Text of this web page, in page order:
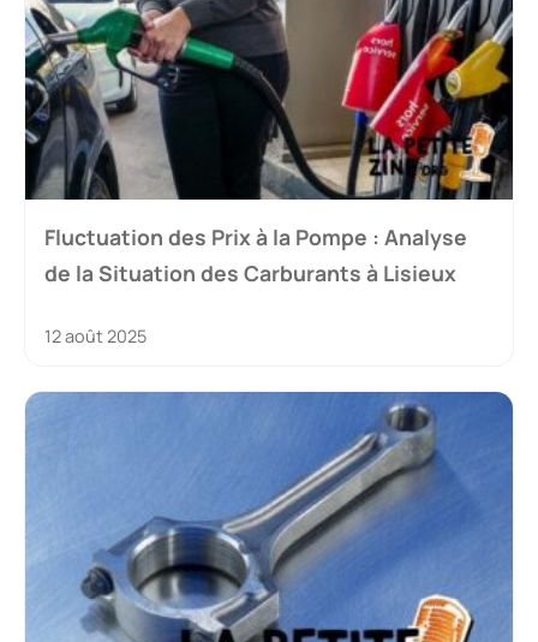
Fluctuation des Prix à la Pompe : Analyse
de la Situation des Carburants à Lisieux
12 août 2025